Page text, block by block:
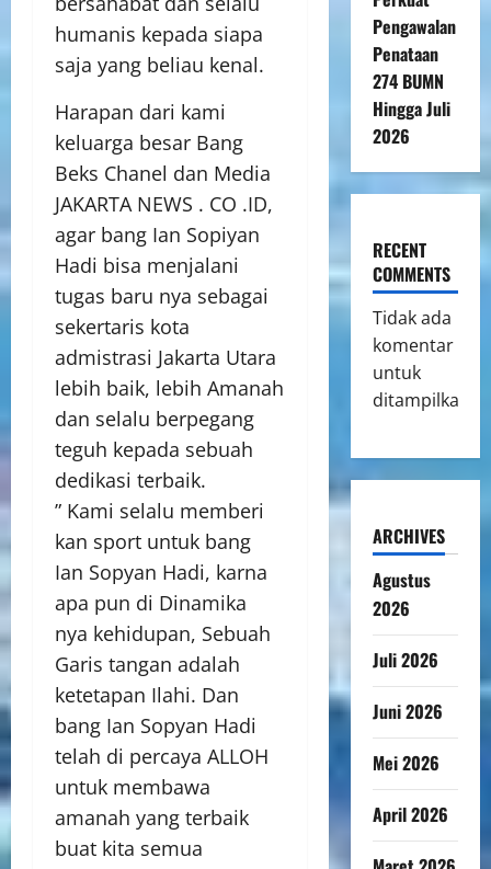
humanis kepada siapa
saja yang beliau kenal.
Harapan dari kami
keluarga besar Bang
Beks Chanel dan Media
JAKARTA NEWS . CO .ID,
agar bang Ian Sopiyan
Hadi bisa menjalani
tugas baru nya sebagai
sekertaris kota
admistrasi Jakarta Utara
lebih baik, lebih Amanah
dan selalu berpegang
teguh kepada sebuah
dedikasi terbaik.
” Kami selalu memberi
kan sport untuk bang
Ian Sopyan Hadi, karna
apa pun di Dinamika
nya kehidupan, Sebuah
Garis tangan adalah
ketetapan Ilahi. Dan
bang Ian Sopyan Hadi
telah di percaya ALLOH
untuk membawa
amanah yang terbaik
buat kita semua
Pengawalan
Penataan
274 BUMN
Hingga Juli
2026
RECENT
COMMENTS
Tidak ada
komentar
untuk
ditampilkan.
ARCHIVES
Agustus
2026
Juli 2026
Juni 2026
Mei 2026
April 2026